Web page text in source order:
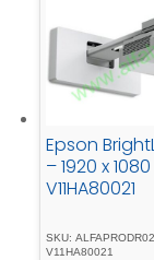
Epson
– 1920 x
V11HA80021
SKU:
V11HA80021